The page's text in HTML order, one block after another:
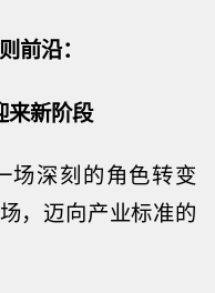
前沿：
来新阶段
场深刻的角色转变
，迈向产业标准的